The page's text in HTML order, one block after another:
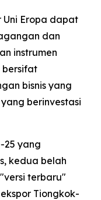
Eropa dapat
dan
instrumen
bersifat
bisnis yang
berinvestasi
25 yang
kedua belah
terbaru"
Tiongkok-